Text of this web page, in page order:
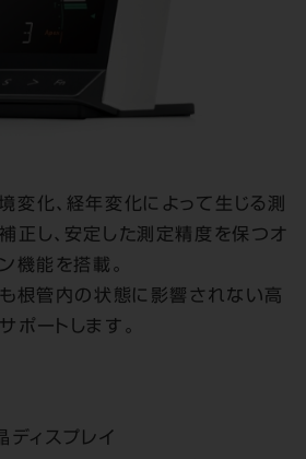
変化、経年変化によって生じる測
正し、安定した測定精度を保つオ
機能を搭載。
も根管内の状態に影響されない高
ポートします。
ィスプレイ